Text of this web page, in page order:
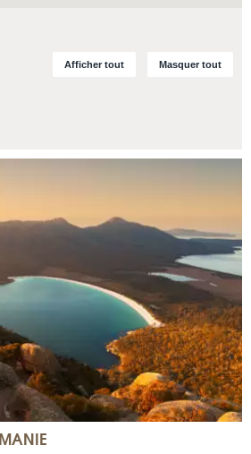
Afficher tout Masquer tout